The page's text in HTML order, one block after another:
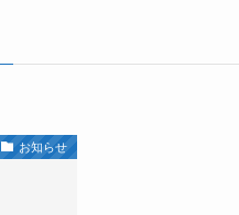
お知らせ